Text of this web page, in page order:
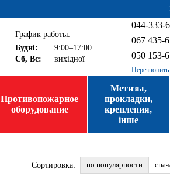
График работы:
Будні:
9:00–17:00
Сб, Вс:
вихідної
044-333-
067 435-
050 153-
Противопожарное
оборудование
Метизы,
прокладки,
крепления,
інше
Сортировка: по популярности